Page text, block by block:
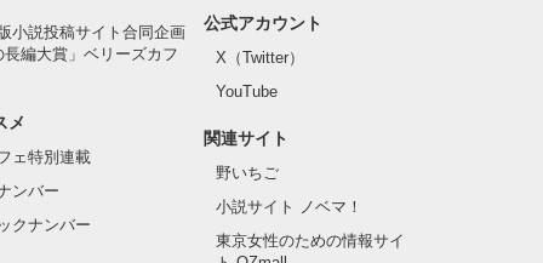
小説投稿サイト合同企画
長編大賞」ベリーズカフ
メ
ェ特別連載
ンバー
クナンバー
公式アカウント
X（Twitter）
YouTube
関連サイト
野いちご
小説サイト ノベマ！
東京女性のための情報サイ